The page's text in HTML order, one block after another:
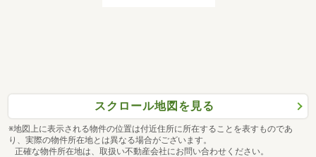
スクロール地図を見る
※地図上に表示される物件の位置は付近住所に所在することを表すものであ
り、実際の物件所在地とは異なる場合がございます。
正確な物件所在地は、取扱い不動産会社にお問い合わせください。